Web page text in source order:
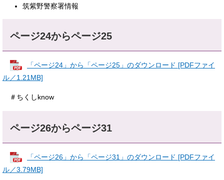
筑紫野警察署情報
ページ24からページ25
「ページ24」から「ページ25」のダウンロード [PDFファイ
ル／1.21MB]
＃ちくしknow
ページ26からページ31
「ページ26」から「ページ31」のダウンロード [PDFファイ
ル／3.79MB]